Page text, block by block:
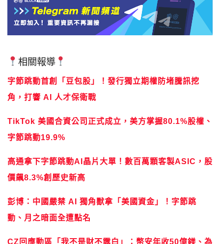
相關報導
字節跳動首創「豆包股」！發行獨立期權防堵騰訊挖
角，打響 AI 人才保衛戰
TikTok 美國合資公司正式成立，美方掌握80.1%股權、
字節跳動19.9%
高通拿下字節跳動AI晶片大單！數百萬顆客製ASIC，股
價飆8.3%創歷史新高
彭博：中國嚴禁 AI 獨角獸拿「美國資金」！字節跳
動、月之暗面全遭點名
CZ回應動區「我不是財不露白」：幣安年收50億鎂、為